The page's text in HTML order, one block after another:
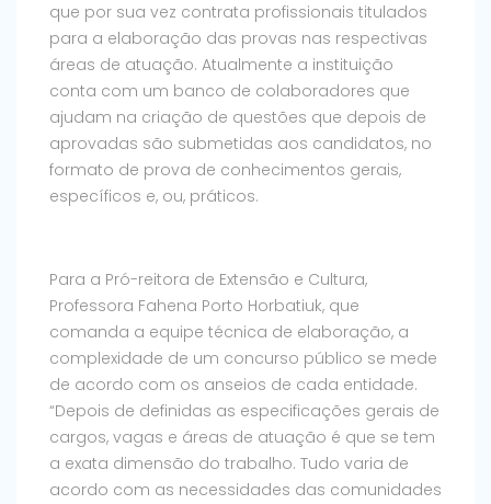
que por sua vez contrata profissionais titulados
para a elaboração das provas nas respectivas
áreas de atuação. Atualmente a instituição
conta com um banco de colaboradores que
ajudam na criação de questões que depois de
aprovadas são submetidas aos candidatos, no
formato de prova de conhecimentos gerais,
específicos e, ou, práticos.
Para a Pró-reitora de Extensão e Cultura,
Professora Fahena Porto Horbatiuk, que
comanda a equipe técnica de elaboração, a
complexidade de um concurso público se mede
de acordo com os anseios de cada entidade.
“Depois de definidas as especificações gerais de
cargos, vagas e áreas de atuação é que se tem
a exata dimensão do trabalho. Tudo varia de
acordo com as necessidades das comunidades